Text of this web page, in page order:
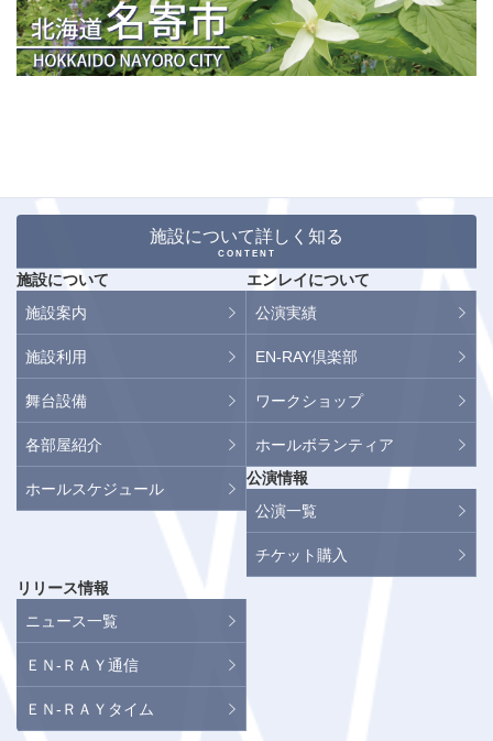
施設について詳しく知る
CONTENT
施設について
施設案内
施設利用
舞台設備
各部屋紹介
ホールスケジュール
エンレイについて
公演実績
EN-RAY倶楽部
ワークショップ
ホールボランティア
公演情報
公演一覧
チケット購入
リリース情報
ニュース一覧
ＥＮ-ＲＡＹ通信
ＥＮ-ＲＡＹタイム